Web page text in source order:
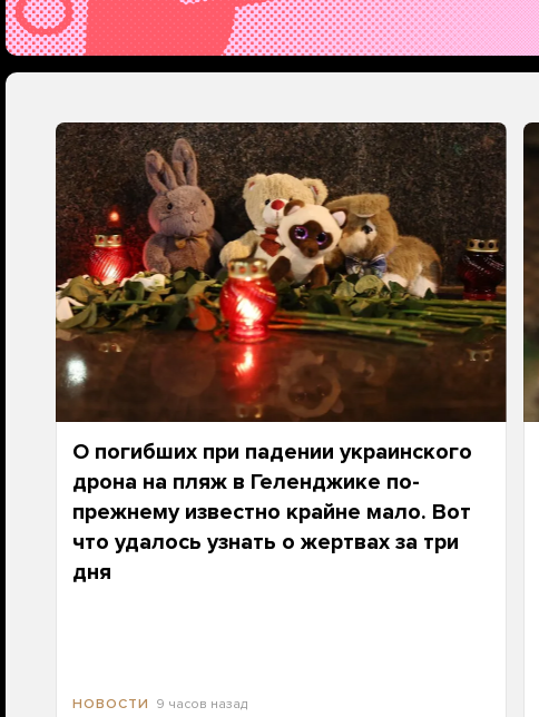
О погибших при падении украинского
дрона на пляж в Геленджике по-
прежнему известно крайне мало. Вот
что удалось узнать о жертвах за три
дня
НОВОСТИ 9 часов назад